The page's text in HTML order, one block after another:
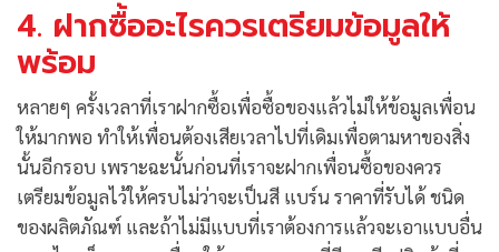
4. ฝากซื้ออะไรควรเตรียมข้อมูลให้
พร้อม
หลายๆ ครั้งเวลาที่เราฝากซื้อเพื่อซื้อของแล้วไม่ให้ข้อมูลเพื่อน
ให้มากพอ ทำให้เพื่อนต้องเสียเวลาไปที่เดิมเพื่อตามหาของสิ่ง
นั้นอีกรอบ เพราะฉะนั้นก่อนที่เราจะฝากเพื่อนซื้อของควร
เตรียมข้อมูลไว้ให้ครบไม่ว่าจะเป็นสี แบร์น ราคาที่รับได้ ชนิด
ของผลิตภัณฑ์ และถ้าไม่มีแบบที่เราต้องการแล้วจะเอาแบบอื่น